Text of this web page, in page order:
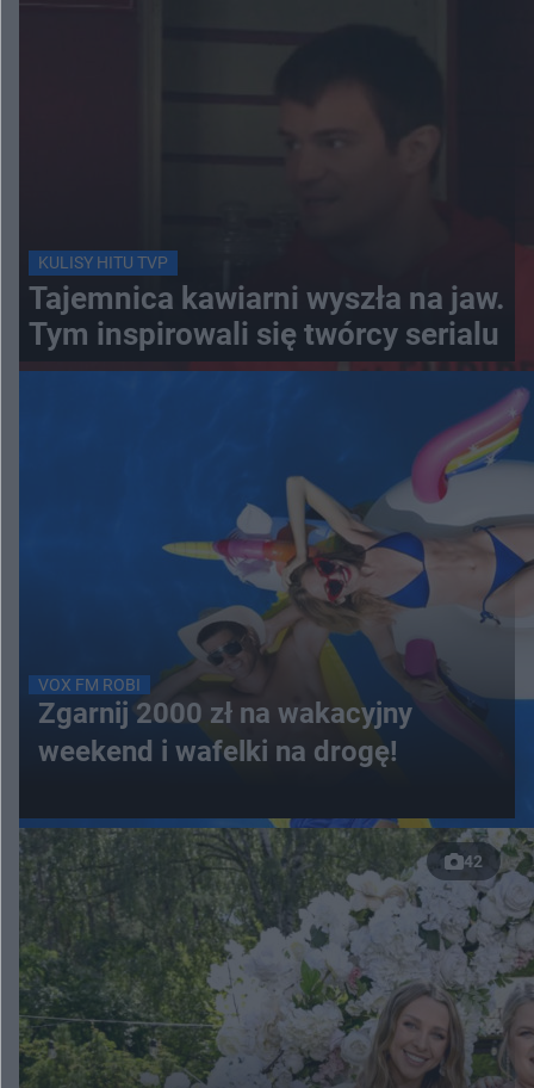
KULISY HITU TVP
Tajemnica kawiarni wyszła na jaw.
Tym inspirowali się twórcy serialu
VOX FM ROBI
Zgarnij 2000 zł na wakacyjny
weekend i wafelki na drogę!
42